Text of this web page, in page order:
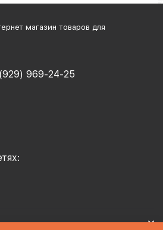
магазин товаров для
969-24-25